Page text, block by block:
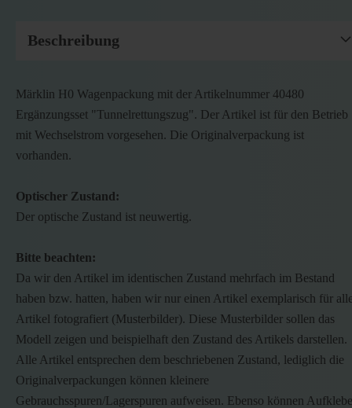
Beschreibung
Märklin H0 Wagenpackung mit der Artikelnummer 40480
Ergänzungsset "Tunnelrettungszug". Der Artikel ist für den Betrieb
mit Wechselstrom vorgesehen. Die Originalverpackung ist
vorhanden.
Optischer Zustand:
Der optische Zustand ist neuwertig.
Bitte beachten:
Da wir den Artikel im identischen Zustand mehrfach im Bestand
haben bzw. hatten, haben wir nur einen Artikel exemplarisch für
Artikel fotografiert (Musterbilder). Diese Musterbilder sollen das
Modell zeigen und beispielhaft den Zustand des Artikels darstellen.
Alle Artikel entsprechen dem beschriebenen Zustand, lediglich die
Originalverpackungen können kleinere
Gebrauchsspuren/Lagerspuren aufweisen. Ebenso können